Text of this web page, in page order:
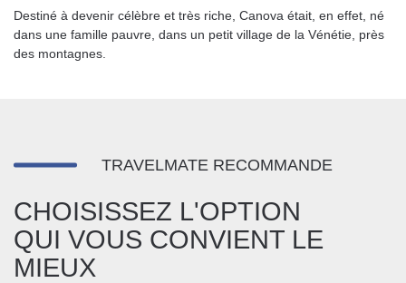
Destiné à devenir célèbre et très riche, Canova était, en effet, né
dans une famille pauvre, dans un petit village de la Vénétie, près
des montagnes.
TRAVELMATE RECOMMANDE
CHOISISSEZ L'OPTION
QUI VOUS CONVIENT LE
MIEUX